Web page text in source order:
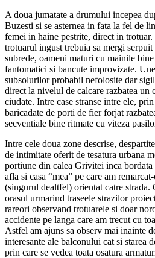
A doua jumatate a drumului incepea
Buzesti si se asternea in fata la fel de
femei in haine pestrite, direct in trotuar.
trotuarul ingust trebuia sa mergi
subrede, oameni maturi cu mainile
fantomatici si bancute improvizate.
subsolurilor probabil nefolosite dar
direct la nivelul de calcare razbatea un
ciudate. Intre case stranse intre ele,
baricadate de porti de fier forjat
secventiale bine ritmate cu viteza
Intre cele doua zone descrise,
de intimitate oferit de tesatura urbana
portiune din calea Grivitei inca bordata
afla si casa “mea” pe care am
(singurul dealtfel) orientat catre strada.
orasul urmarind traseele strazilor
rareori observand trotuarele si doar
accidente pe langa care am trecut cu
Astfel am ajuns sa observ mai inainte
interesante ale balconului cat si starea
prin care se vedea toata osatura